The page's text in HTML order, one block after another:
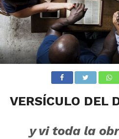
VERSÍCULO DEL
y vi toda la